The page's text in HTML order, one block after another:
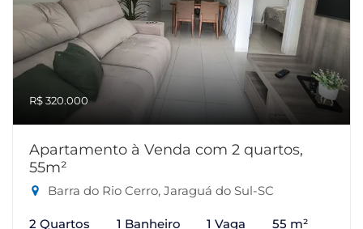
R$ 320.000
Apartamento à Venda com 2 quartos,
55m²
Barra do Rio Cerro, Jaraguá do Sul-SC
2 Quartos 1 Banheiro 1 Vaga 55 m²